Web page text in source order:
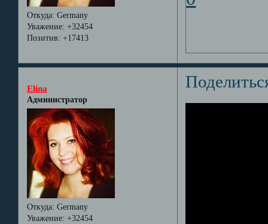
Откуда: Germany
Уважение: +32454
Позитив: +17413
Elina
Администратор
Откуда: Germany
Уважение: +32454